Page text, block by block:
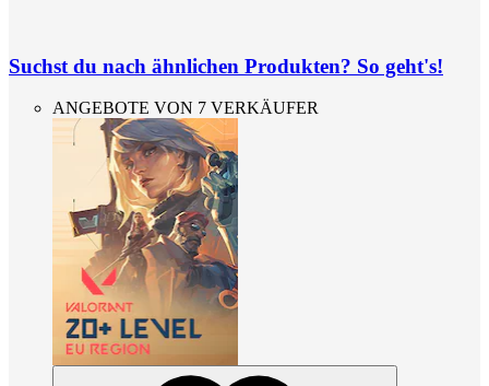
Suchst du nach ähnlichen Produkten? So geht's!
ANGEBOTE VON 7 VERKÄUFER